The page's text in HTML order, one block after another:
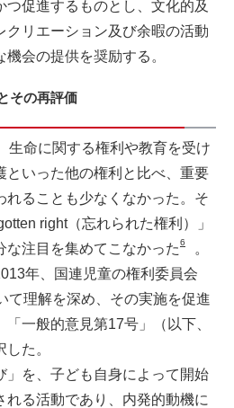
促進するものとし、文化的及
クリエーション及び余暇の活動
会の提供を奨励する。
その再評価
生命に関する権利や教育を受け
といった他の権利と比べ、重要
れることも少なくなかった。そ
right（忘れられた権利）」
な注目を集めてこなかった6
。
年、国連児童の権利委員会
て理解を深め、その実施を促進
一般的意見第17号」（以下、
た。
」を、子ども自身によって開始
れる活動であり、内発的動機に